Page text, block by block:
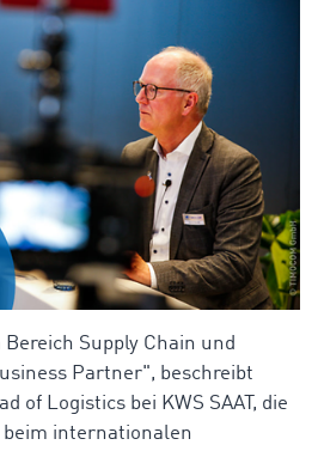
Supply Chain und
Partner", beschreibt
of Logistics bei KWS SAAT, die
beim internationalen